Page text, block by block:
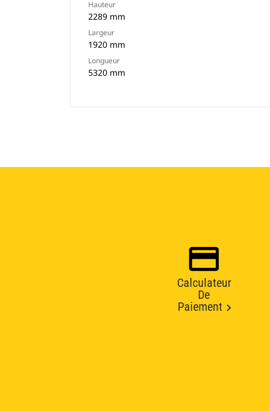
Hauteur
2289 mm
Largeur
1920 mm
Longueur
5320 mm
Calculateur
De
Paiement